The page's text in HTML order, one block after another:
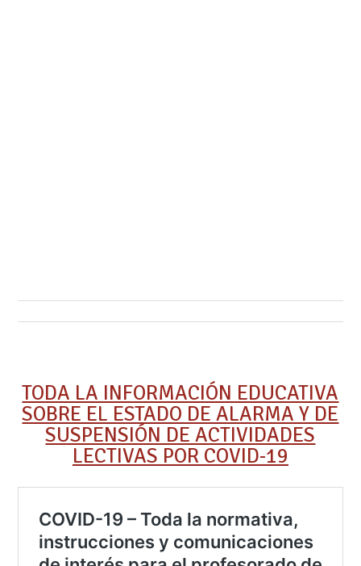
TODA LA INFORMACIÓN EDUCATIVA
SOBRE EL ESTADO DE ALARMA Y DE
SUSPENSIÓN DE ACTIVIDADES
LECTIVAS POR COVID-19